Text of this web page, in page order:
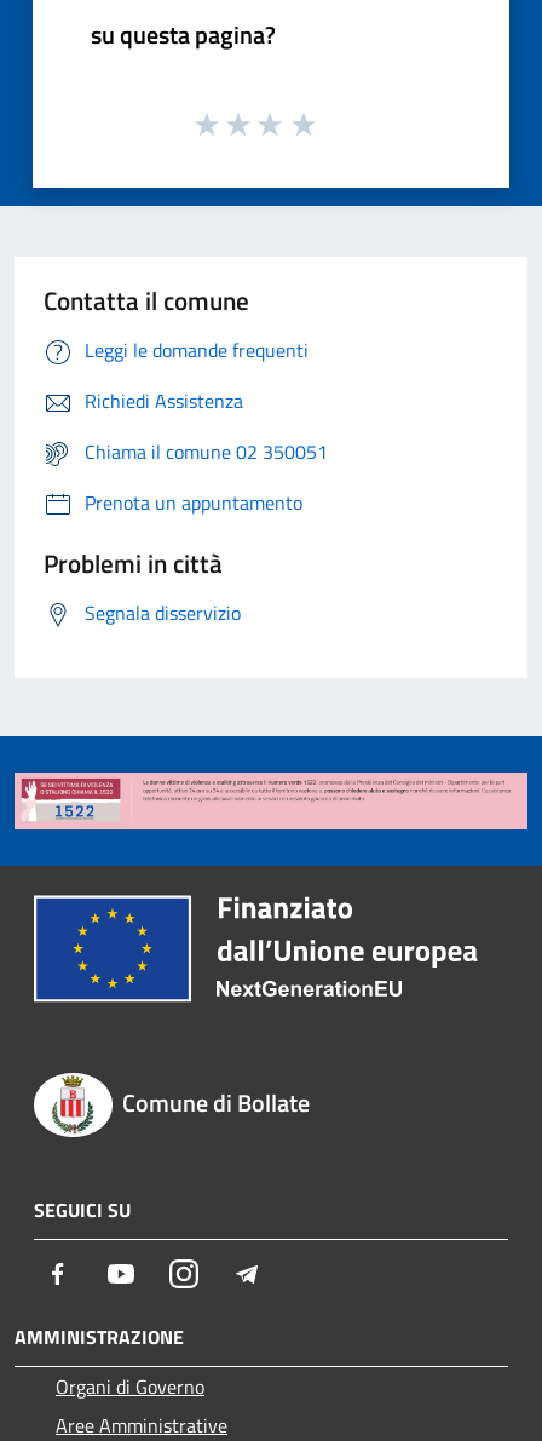
su questa pagina?
Contatta il comune
Leggi le domande frequenti
Richiedi Assistenza
Chiama il comune 02 350051
Prenota un appuntamento
Problemi in città
Segnala disservizio
Comune di Bollate
SEGUICI SU
Facebook YoutubeInstagram
AMMINISTRAZIONE
Organi di Governo
Aree Amministrative